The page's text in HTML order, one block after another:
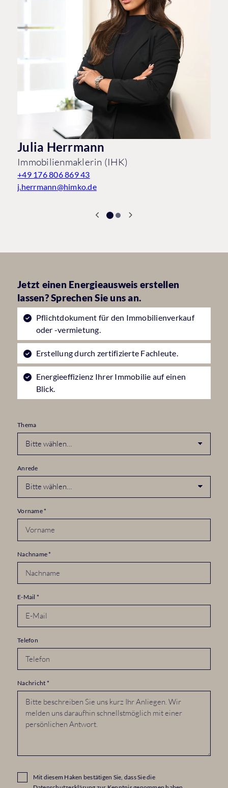
Julia Herrmann
Immobilienmaklerin (IHK)
+49 176 806 869 43
j.herrmann@himko.de
Jetzt einen Energieausweis erstellen
lassen? Sprechen Sie uns an.
Pflichtdokument für den Immobilienverkauf
oder -vermietung.
Erstellung durch zertifizierte Fachleute.
Energieeffizienz Ihrer Immobilie auf einen
Blick.
Thema
Anrede
Vorname*
Nachname*
E-Mail *
Telefon
Nachricht *
Mit diesem Haken bestätigen Sie, dass Sie die